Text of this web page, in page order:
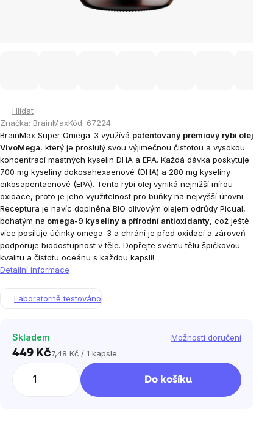
Hlídat
Značka: BrainMaxKód: 67224
BrainMax Super Omega-3 využívá patentovaný prémiový rybí olej
VivoMega, který je proslulý svou výjimečnou čistotou a vysokou
koncentrací mastných kyselin DHA a EPA. Každá dávka poskytuje
700 mg kyseliny dokosahexaenové (DHA) a 280 mg kyseliny
eikosapentaenové (EPA). Tento rybí olej vyniká nejnižší mírou
oxidace, proto je jeho využitelnost pro buňky na nejvyšší úrovni.
Receptura je navíc doplněna BIO olivovým olejem odrůdy Picual,
bohatým na omega-9 kyseliny a přírodní antioxidanty, což ještě
více posiluje účinky omega-3 a chrání je před oxidací a zároveň
podporuje biodostupnost v těle. Dopřejte svému tělu špičkovou
kvalitu a čistotu oceánu s každou kapslí!
Detailní informace
Laboratorně testováno
Skladem Možnosti doručení
449 KčMěrná
7,48 Kč / 1 kapsle
Do košíku